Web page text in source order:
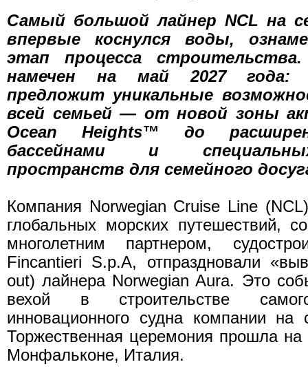
Самый большой лайнер NCL на
впервые коснулся воды,
этап процесса
намечен на май 2027 года:
предложит уникальные
всей семьей — от новой зоны
Ocean Heights™ до
бассейнами и
пространств для семейного
Компания Norwegian Cruise Line
глобальных морских путешествий,
многолетним партнером,
Fincantieri S.p.A, отпраздновали
out) лайнера Norwegian Aura. Это
вехой в строительстве
инновационного судна компании на
Торжественная церемония прошла
Монфальконе, Италия.